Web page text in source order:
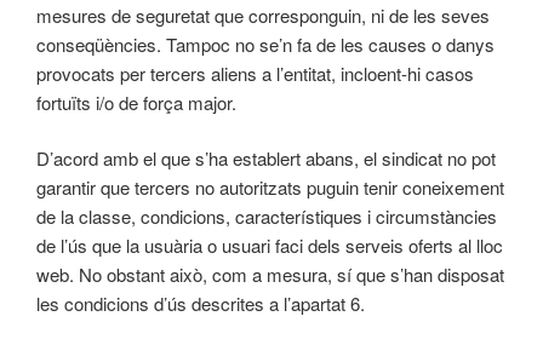
mesures de seguretat que corresponguin, ni de les seves
conseqüències. Tampoc no se’n fa de les causes o danys
provocats per tercers aliens a l’entitat, incloent-hi casos
fortuïts i/o de força major.
D’acord amb el que s’ha establert abans, el sindicat no pot
garantir que tercers no autoritzats puguin tenir coneixement
de la classe, condicions, característiques i circumstàncies
de l’ús que la usuària o usuari faci dels serveis oferts al lloc
web. No obstant això, com a mesura, sí que s’han disposat
les condicions d’ús descrites a l’apartat 6.